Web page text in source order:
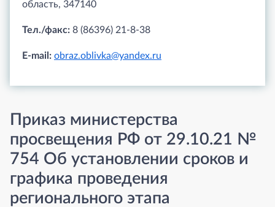
область, 347140
Тел./факс: 8 (86396) 21-8-38
E-mail: obraz.oblivka@yandex.ru
Приказ министерства
просвещения РФ от 29.10.21 №
754 Об установлении сроков и
графика проведения
регионального этапа